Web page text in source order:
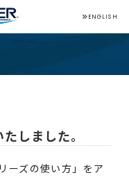
ENGLISH
しました。
ーズの使い方」をア